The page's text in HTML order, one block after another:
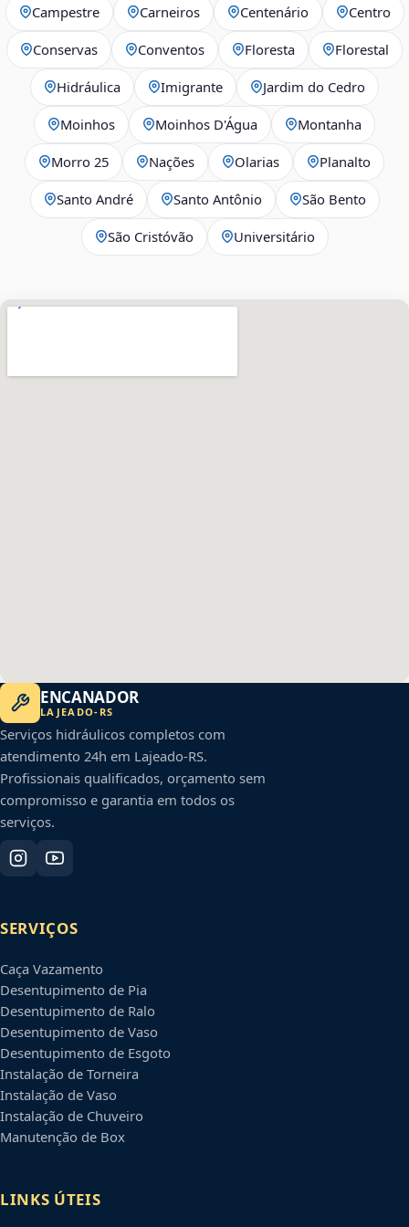
Campestre Carneiros Centenário Centro
Conservas Conventos Floresta Florestal
Hidráulica Imigrante Jardim do Cedro
Moinhos Moinhos D'Água Montanha
Morro 25 Nações Olarias Planalto
Santo André Santo Antônio São Bento
São Cristóvão Universitário
ENCANADOR
LAJEADO- RS
Serviços hidráulicos completos com
atendimento 24h em Lajeado-RS.
Profissionais qualificados, orçamento sem
compromisso e garantia em todos os
serviços.
SERVIÇOS
Caça Vazamento
Desentupimento de Pia
Desentupimento de Ralo
Desentupimento de Vaso
Desentupimento de Esgoto
Instalação de Torneira
Instalação de Vaso
Instalação de Chuveiro
Manutenção de Box
LINKS ÚTEIS